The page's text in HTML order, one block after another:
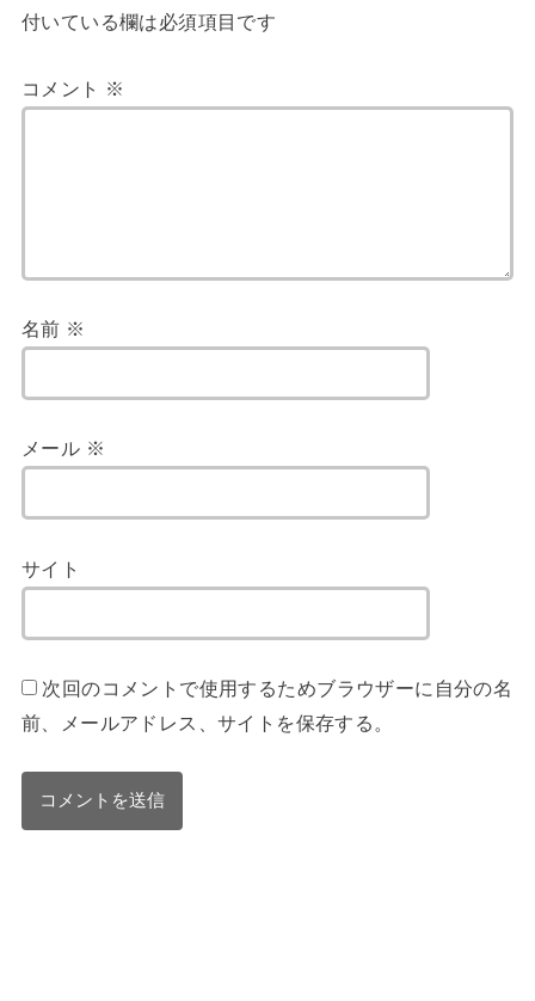
付いている欄は必須項目です
コメント ※
名前 ※
メール ※
サイト
次回のコメントで使用するためブラウザーに自分の名
前、メールアドレス、サイトを保存する。